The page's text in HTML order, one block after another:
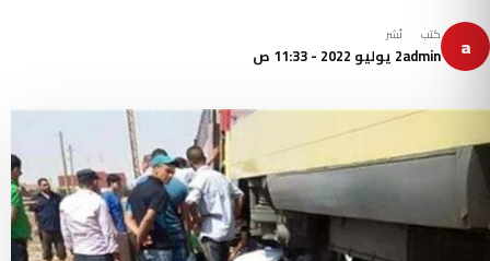
a كتب
admin
نُشر
2 يوليو 2022 - 11:33 ص